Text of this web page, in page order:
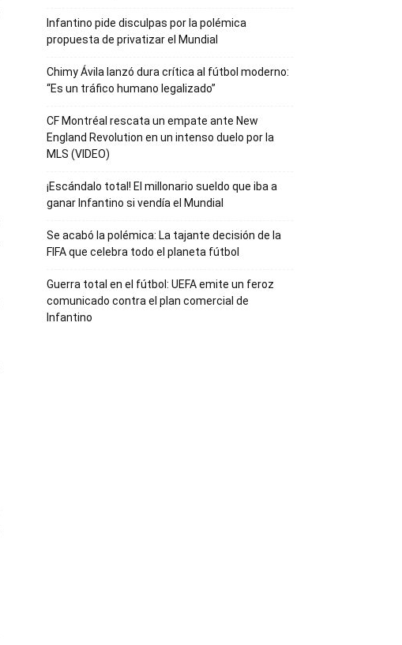
Infantino pide disculpas por la polémica
propuesta de privatizar el Mundial
Chimy Ávila lanzó dura crítica al fútbol moderno:
“Es un tráfico humano legalizado”
CF Montréal rescata un empate ante New
England Revolution en un intenso duelo por la
MLS (VIDEO)
¡Escándalo total! El millonario sueldo que iba a
ganar Infantino si vendía el Mundial
Se acabó la polémica: La tajante decisión de la
FIFA que celebra todo el planeta fútbol
Guerra total en el fútbol: UEFA emite un feroz
comunicado contra el plan comercial de
Infantino